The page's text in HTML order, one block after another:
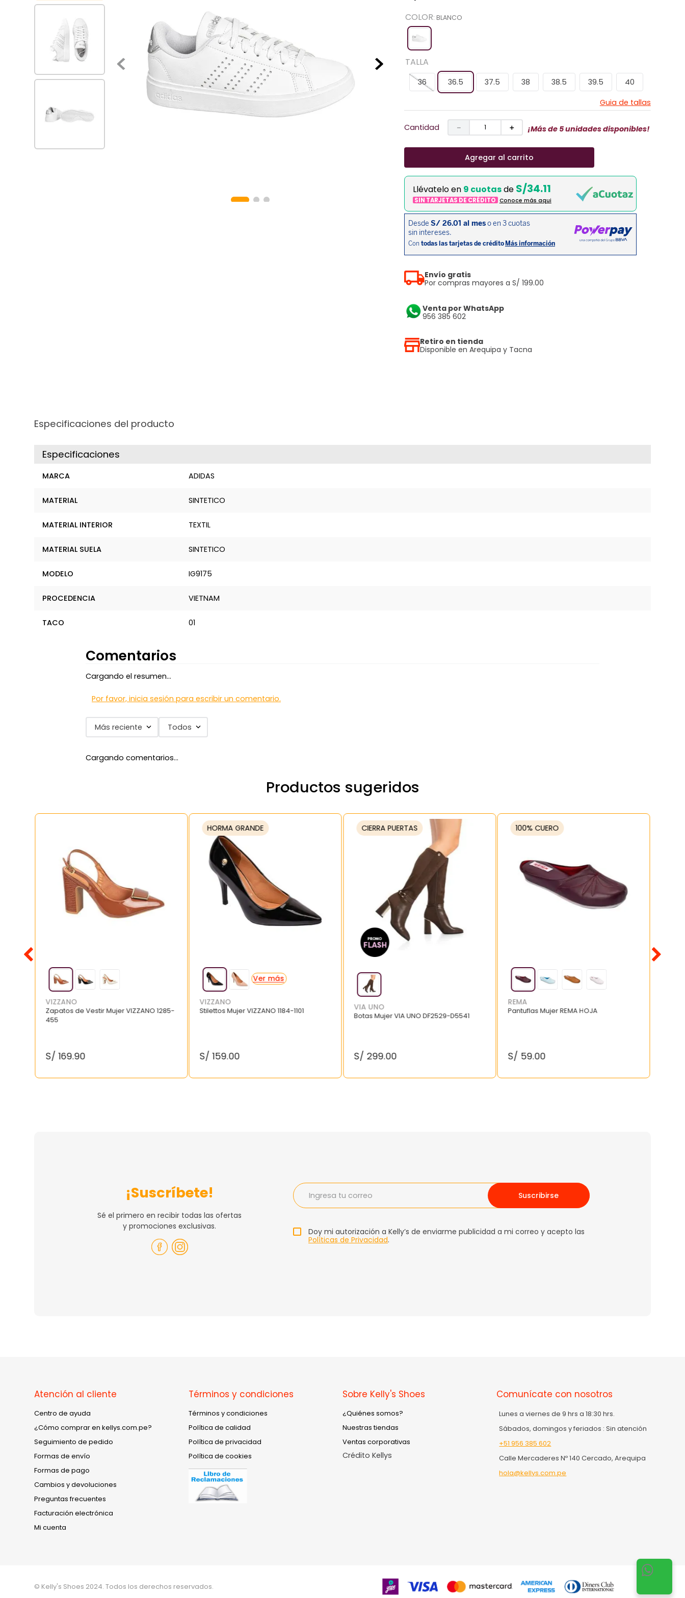
COLOR: BLANCO
TALLA
36 36.5 37.5 38 38.5 39.5
40
Guia de tallas
Cantidad ＋
－ ¡Más de 5 unidades disponibles!
Agregar al carrito
Llévatelo en 9 cuotasde S/34.11
SIN TARJETAS DE CRÉDITO Conoce más aqui
Envío gratis
Por compras mayores a S/ 199.00
Venta por WhatsApp
956 385 602
Retiro en tienda
Disponible en Arequipa y Tacna
Especificaciones del producto
Especificaciones
MARCA ADIDAS
MATERIAL SINTETICO
MATERIAL INTERIOR TEXTIL
MATERIAL SUELA SINTETICO
MODELO IG9175
PROCEDENCIA VIETNAM
TACO 01
Comentarios
Cargando el resumen…
Por favor, inicia sesión para escribir un comentario.
Más reciente Todos
Cargando comentarios…
Productos sugeridos
VIZZANO
Zapatos de Vestir Mujer VIZZANO 1285-
455
S/ 169.90
HORMA GRANDE
VIZZANO
Stilettos Mujer VIZZANO 1184-1101
S/ 159.00
CIERRA PUERTAS
VIA UNO
Botas Mujer VIA UNO DF2529-D5541
S/ 299.00
100% CUERO
REMA
Pantuflas Mujer REMA HOJA
S/ 59.00
¡Suscríbete!
Sé el primero en recibir todas las ofertas
y promociones exclusivas.
Suscribirse
Doy mi autorización a Kelly’s de enviarme publicidad a mi correo y acepto las
Políticas de Privacidad.
Atención al cliente
Centro de ayuda
¿Cómo comprar en kellys.com.pe?
Seguimiento de pedido
Formas de envío
Formas de pago
Cambios y devoluciones
Preguntas frecuentes
Facturación electrónica
Mi cuenta
Términos y condiciones
Términos y condiciones
Política de calidad
Política de privacidad
Política de cookies
Sobre Kelly's Shoes
¿Quiénes somos?
Nuestras tiendas
Ventas corporativas
Crédito Kellys
Comunícate con nosotros
Lunes a viernes de 9 hrs a 18:30 hrs.
Sábados, domingos y feriados : Sin atención
+51 956 385 602
Calle Mercaderes Nº 140 Cercado, Arequipa
hola@kellys.com.pe
© Kelly's Shoes 2024. Todos los derechos reservados.
balerinas
zapatillas urbanas
zapatilla mujer